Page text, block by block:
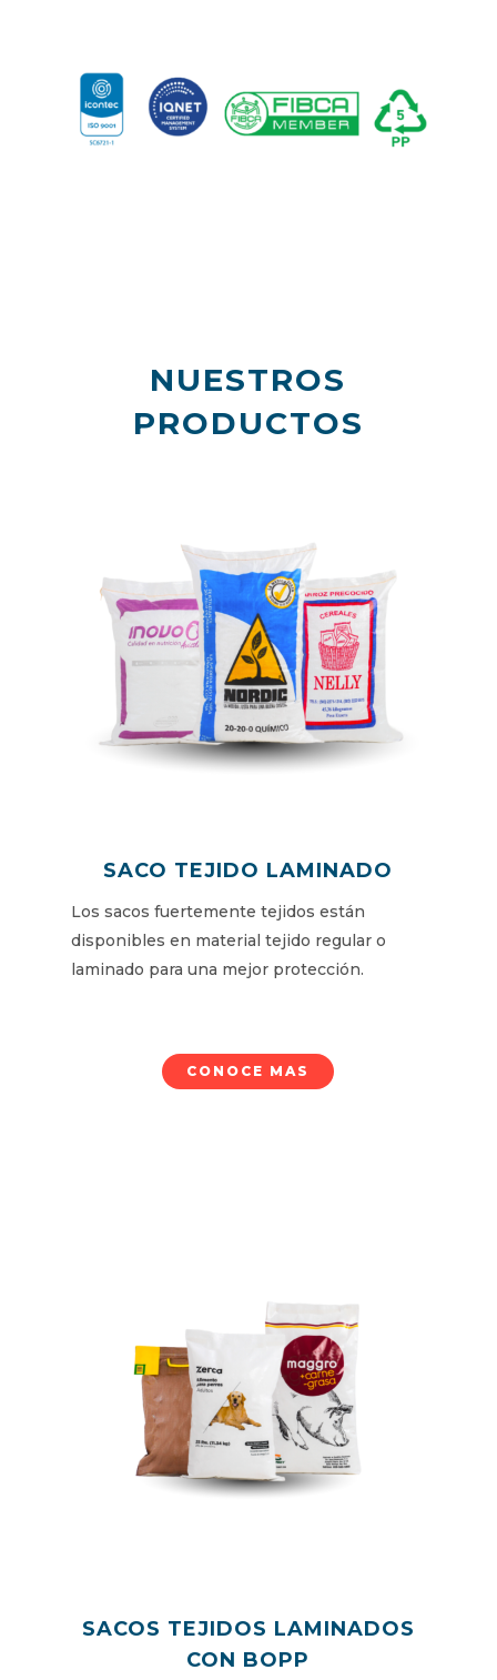
NUESTROS
PRODUCTOS
SACO TEJIDO LAMINADO
Los sacos fuertemente tejidos están
disponibles en material tejido regular o
laminado para una mejor protección.
CONOCE MAS
SACOS TEJIDOS LAMINADOS
CON BOPP